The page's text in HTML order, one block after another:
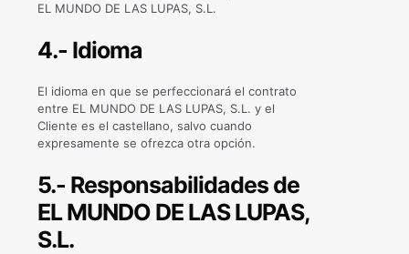
EL MUNDO DE LAS LUPAS, S.L.
4.- Idioma
El idioma en que se perfeccionará el contrato
entre EL MUNDO DE LAS LUPAS, S.L. y el
Cliente es el castellano, salvo cuando
expresamente se ofrezca otra opción.
5.- Responsabilidades de
EL MUNDO DE LAS LUPAS,
S.L.